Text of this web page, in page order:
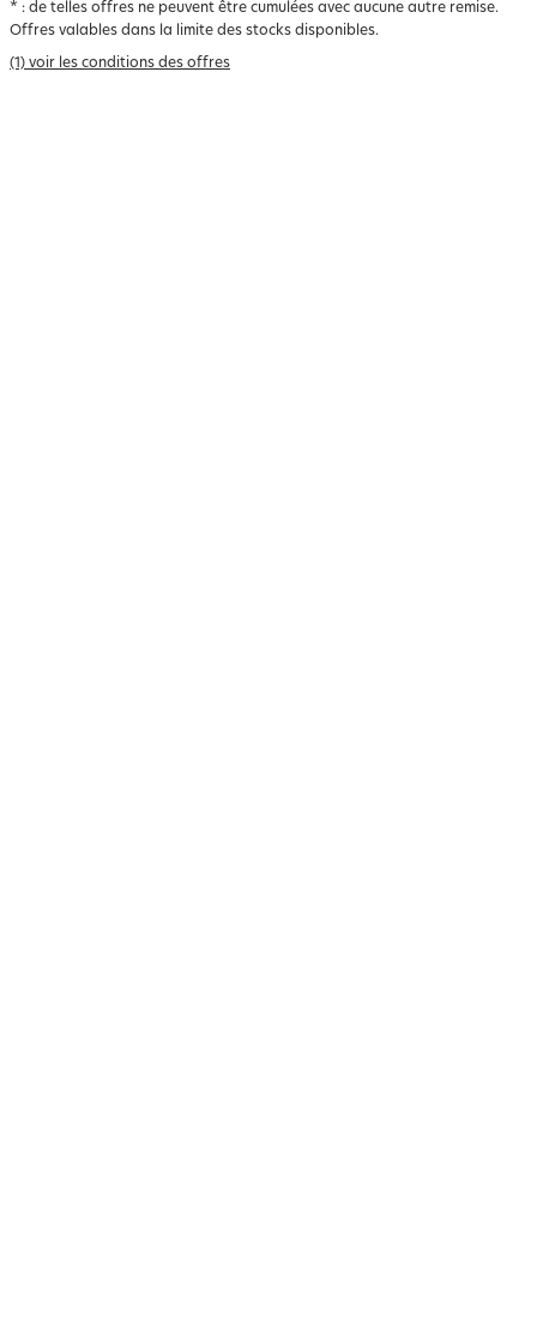
* : de telles offres ne peuvent être cumulées avec aucune autre remise.
Offres valables dans la limite des stocks disponibles.
(1) voir les conditions des offres